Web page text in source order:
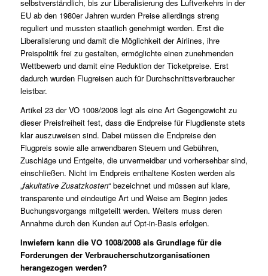
selbstverständlich, bis zur Liberalisierung des Luftverkehrs in der
EU ab den 1980er Jahren wurden Preise allerdings streng
reguliert und mussten staatlich genehmigt werden. Erst die
Liberalisierung und damit die Möglichkeit der Airlines, ihre
Preispolitik frei zu gestalten, ermöglichte einen zunehmenden
Wettbewerb und damit eine Reduktion der Ticketpreise. Erst
dadurch wurden Flugreisen auch für Durchschnittsverbraucher
leistbar.
Artikel 23 der VO 1008/2008 legt als eine Art Gegengewicht zu
dieser Preisfreiheit fest, dass die Endpreise für Flugdienste stets
klar auszuweisen sind. Dabei müssen die Endpreise den
Flugpreis sowie alle anwendbaren Steuern und Gebühren,
Zuschläge und Entgelte, die unvermeidbar und vorhersehbar sind,
einschließen. Nicht im Endpreis enthaltene Kosten werden als
„fakultative Zusatzkosten“ bezeichnet und müssen auf klare,
transparente und eindeutige Art und Weise am Beginn jedes
Buchungsvorgangs mitgeteilt werden. Weiters muss deren
Annahme durch den Kunden auf Opt-in-Basis erfolgen.
Inwiefern kann die VO 1008/2008 als Grundlage für die
Forderungen der Verbraucherschutzorganisationen
herangezogen werden?